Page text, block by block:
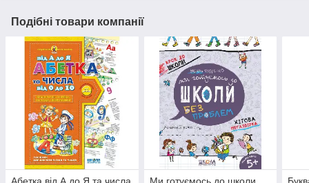
Подібні товари компанії
Абетка від А до Я та числа
Ми готуємось до школи.